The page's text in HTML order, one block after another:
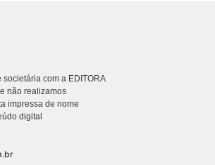
com a EDITORA
não realizamos
impressa de nome
digital